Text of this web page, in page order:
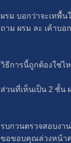
ผรม บอกว่าจะเทพื้
ถาม ผรม ละ เค้าบ
วิธีการนี้ถูกต้องใช่ไ
ส่วนที่เห็นเป็น 2 ชั้น
รบกวนตรวจสอบงา
ขอขอบคุณล่วงหน้า